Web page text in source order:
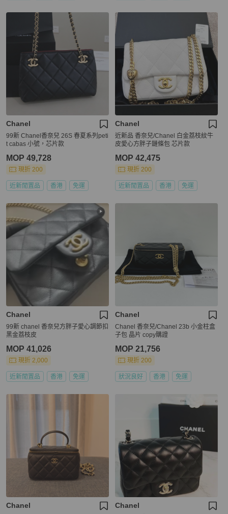
Chanel
99新 Chanel香奈兒 26S 春夏系列peti
t cabas 小號，芯片款
MOP 49,728
現折 200
近新閒置品 香港 免運
Chanel
近新品 香奈兒/Chanel 白金荔枝紋牛
皮愛心方胖子鏈條包 芯片款
MOP 42,475
現折 200
近新閒置品 香港 免運
Chanel
99新 chanel 香奈兒方胖子愛心調節扣
黑金荔枝皮
MOP 41,026
現折 2,000
近新閒置品 香港 免運
Chanel
Chanel 香奈兒/Chanel 23b 小金柱盒
子包 晶片 copy購證
MOP 21,756
現折 200
狀況良好 香港 免運
Chanel Chanel